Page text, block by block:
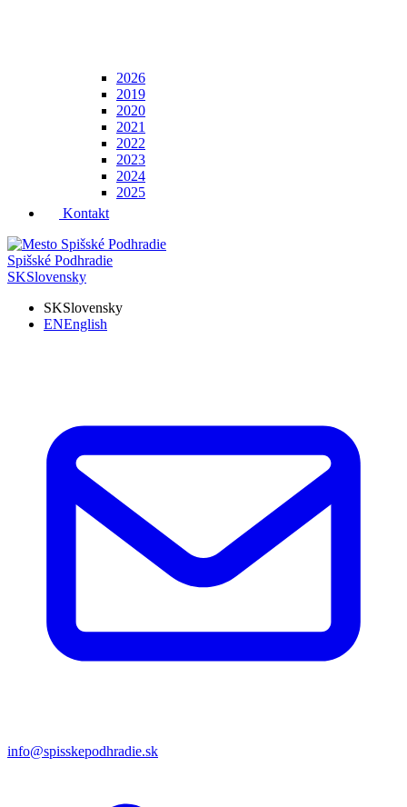
2026
2019
2020
2021
2022
2023
2024
2025
Kontakt
Spišské Podhradie
SKSlovensky
SKSlovensky
ENEnglish
info@spisskepodhradie.sk